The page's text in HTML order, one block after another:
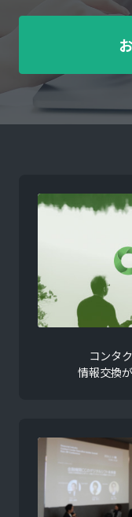
コンタ
情報交換